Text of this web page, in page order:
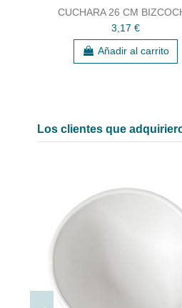
CUCHARA 26 CM
3,17 €
Añadir al carrito
Los clientes que